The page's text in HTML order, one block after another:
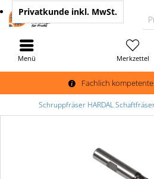
Fachlich
Merkzettel
Privatkunde inkl. MwSt.
Menü
Schruppfräser HARDAL